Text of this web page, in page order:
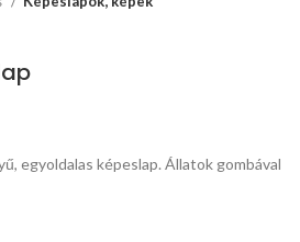
egyoldalas képeslap. Állatok gombával